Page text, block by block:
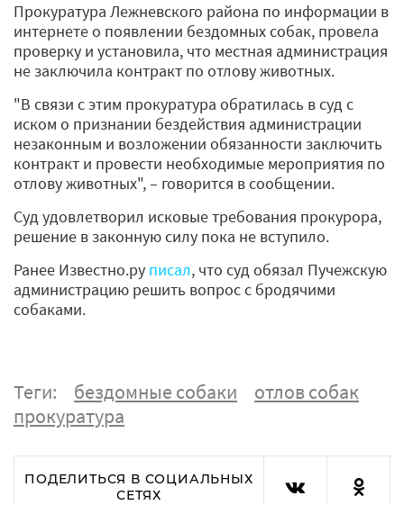
Прокуратура Лежневского района по информации в
интернете о появлении бездомных собак, провела
проверку и установила, что местная администрация
не заключила контракт по отлову животных.
"В связи с этим прокуратура обратилась в суд с
иском о признании бездействия администрации
незаконным и возложении обязанности заключить
контракт и провести необходимые мероприятия по
отлову животных", – говорится в сообщении.
Суд удовлетворил исковые требования прокурора,
решение в законную силу пока не вступило.
Ранее Известно.ру писал, что суд обязал Пучежскую
администрацию решить вопрос с бродячими
собаками.
Теги: бездомные собаки
отлов собак
прокуратура
ПОДЕЛИТЬСЯ В СОЦИАЛЬНЫХ
СЕТЯХ